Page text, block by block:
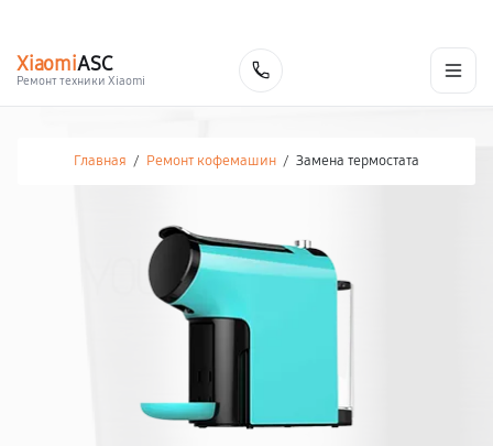
XiaomiASC
Ремонт техники Xiaomi
Главная / Ремонт кофемашин / Замена термостата